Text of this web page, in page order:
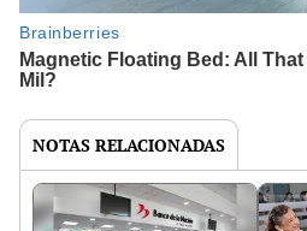
NOTAS RELACIONADAS